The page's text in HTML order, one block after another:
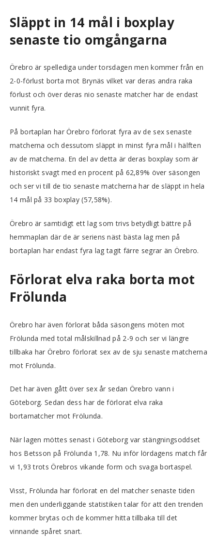
Släppt in 14 mål i boxplay
senaste tio omgångarna
Örebro är spellediga under torsdagen men kommer från en
2-0-förlust borta mot Brynäs vilket var deras andra raka
förlust och över deras nio senaste matcher har de endast
vunnit fyra.
På bortaplan har Örebro förlorat fyra av de sex senaste
matcherna och dessutom släppt in minst fyra mål i hälften
av de matcherna. En del av detta är deras boxplay som är
historiskt svagt med en procent på 62,89% över säsongen
och ser vi till de tio senaste matcherna har de släppt in hela
14 mål på 33 boxplay (57,58%).
Örebro är samtidigt ett lag som trivs betydligt bättre på
hemmaplan där de är seriens näst bästa lag men på
bortaplan har endast fyra lag tagit färre segrar än Örebro.
Förlorat elva raka borta mot
Frölunda
Örebro har även förlorat båda säsongens möten mot
Frölunda med total målskillnad på 2-9 och ser vi längre
tillbaka har Örebro förlorat sex av de sju senaste matcherna
mot Frölunda.
Det har även gått över sex år sedan Örebro vann i
Göteborg. Sedan dess har de förlorat elva raka
bortamatcher mot Frölunda.
När lagen möttes senast i Göteborg var stängningsoddset
hos Betsson på Frölunda 1,78. Nu inför lördagens match får
vi 1,93 trots Örebros vikande form och svaga bortaspel.
Visst, Frölunda har förlorat en del matcher senaste tiden
men den underliggande statistiken talar för att den trenden
kommer brytas och de kommer hitta tillbaka till det
vinnande spåret snart.